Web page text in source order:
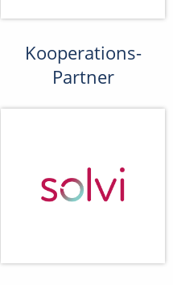
Kooperations-
Partner